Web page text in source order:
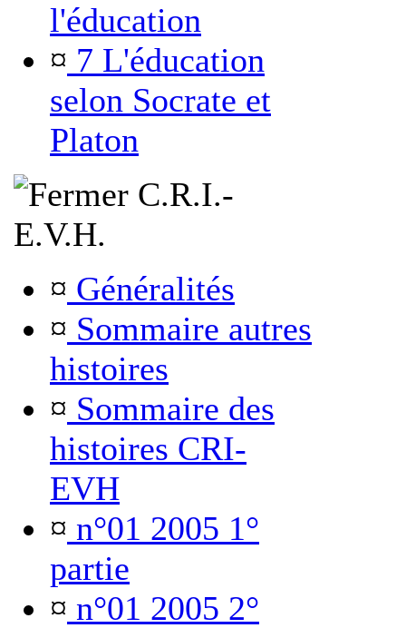
l'éducation
¤ 7 L'éducation
selon Socrate et
Platon
C.R.I.-
E.V.H.
¤ Généralités
¤ Sommaire autres
histoires
¤ Sommaire des
histoires CRI-
EVH
¤ n°01 2005 1°
partie
¤ n°01 2005 2°